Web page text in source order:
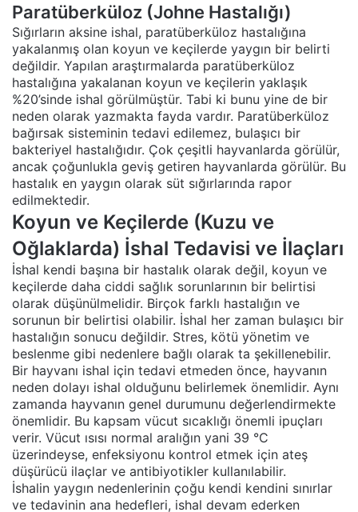
Paratüberküloz (Johne Hastalığı)
Sığırların aksine ishal, paratüberküloz hastalığına
yakalanmış olan koyun ve keçilerde yaygın bir belirti
değildir. Yapılan araştırmalarda paratüberküloz
hastalığına yakalanan koyun ve keçilerin yaklaşık
%20’sinde ishal görülmüştür. Tabi ki bunu yine de bir
neden olarak yazmakta fayda vardır. Paratüberküloz
bağırsak sisteminin tedavi edilemez, bulaşıcı bir
bakteriyel hastalığıdır. Çok çeşitli hayvanlarda görülür,
ancak çoğunlukla geviş getiren hayvanlarda görülür. Bu
hastalık en yaygın olarak süt sığırlarında rapor
edilmektedir.
Koyun ve Keçilerde (Kuzu ve
Oğlaklarda) İshal Tedavisi ve İlaçları
İshal kendi başına bir hastalık olarak değil, koyun ve
keçilerde daha ciddi sağlık sorunlarının bir belirtisi
olarak düşünülmelidir. Birçok farklı hastalığın ve
sorunun bir belirtisi olabilir. İshal her zaman bulaşıcı bir
hastalığın sonucu değildir. Stres, kötü yönetim ve
beslenme gibi nedenlere bağlı olarak ta şekillenebilir.
Bir hayvanı ishal için tedavi etmeden önce, hayvanın
neden dolayı ishal olduğunu belirlemek önemlidir. Aynı
zamanda hayvanın genel durumunu değerlendirmekte
önemlidir. Bu kapsam vücut sıcaklığı önemli ipuçları
verir. Vücut ısısı normal aralığın yani 39 °C
üzerindeyse, enfeksiyonu kontrol etmek için ateş
düşürücü ilaçlar ve antibiyotikler kullanılabilir.
İshalin yaygın nedenlerinin çoğu kendi kendini sınırlar
ve tedavinin ana hedefleri, ishal devam ederken